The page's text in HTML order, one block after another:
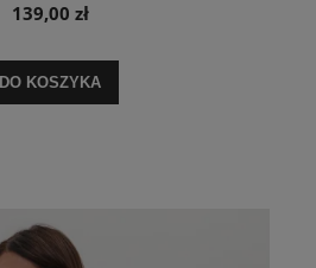
139,00 zł
DO KOSZYKA